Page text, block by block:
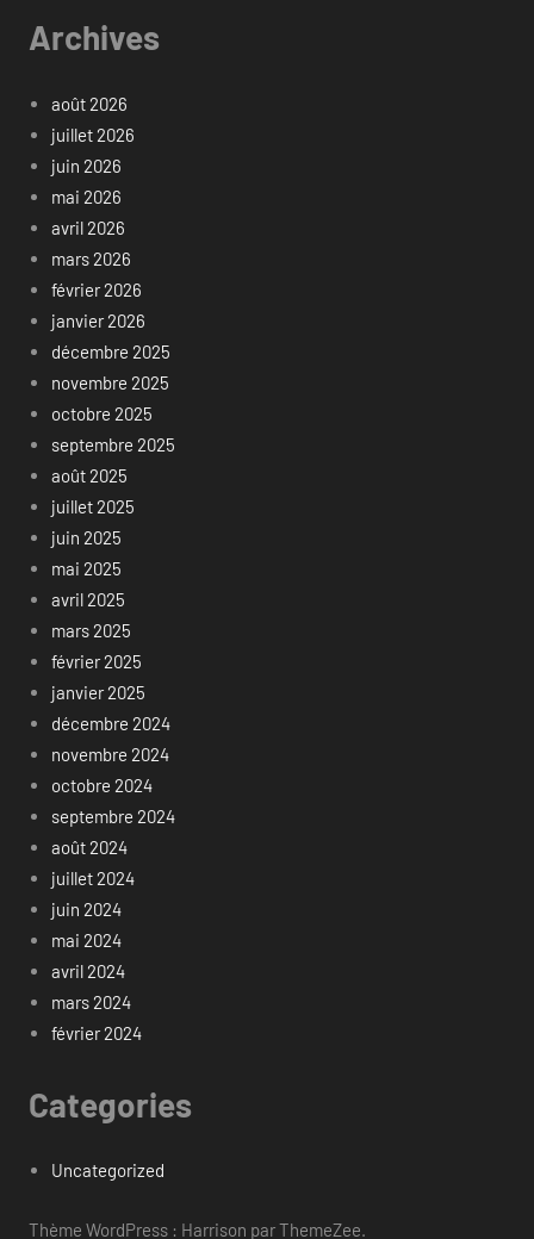
Archives
août 2026
juillet 2026
juin 2026
mai 2026
avril 2026
mars 2026
février 2026
janvier 2026
décembre 2025
novembre 2025
octobre 2025
septembre 2025
août 2025
juillet 2025
juin 2025
mai 2025
avril 2025
mars 2025
février 2025
janvier 2025
décembre 2024
novembre 2024
octobre 2024
septembre 2024
août 2024
juillet 2024
juin 2024
mai 2024
avril 2024
mars 2024
février 2024
Categories
Uncategorized
Thème WordPress : Harrison par ThemeZee.